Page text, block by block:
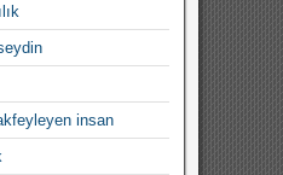
insan